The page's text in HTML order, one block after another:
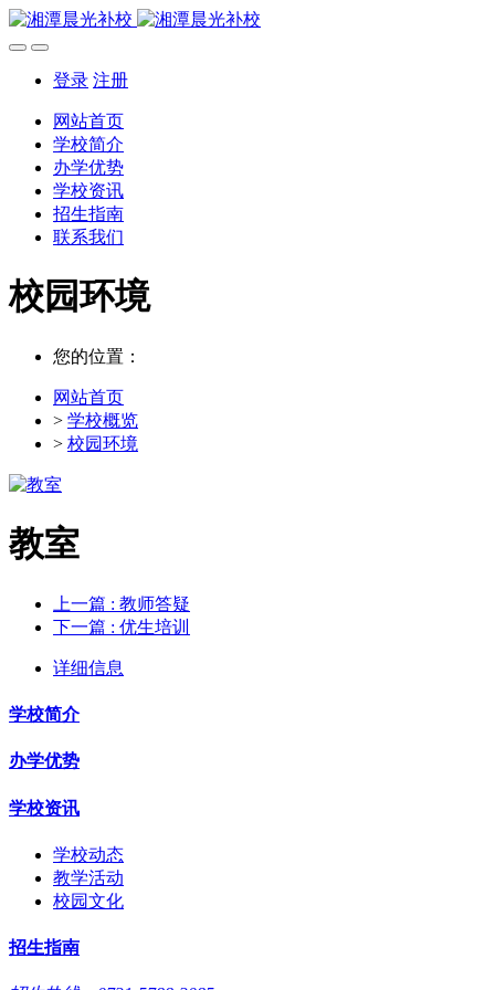
登录 注册
网站首页
学校简介
办学优势
学校资讯
招生指南
联系我们
校园环境
您的位置：
网站首页
> 学校概览
> 校园环境
教室
上一篇 : 教师答疑
下一篇 : 优生培训
详细信息
学校简介
办学优势
学校资讯
学校动态
教学活动
校园文化
招生指南